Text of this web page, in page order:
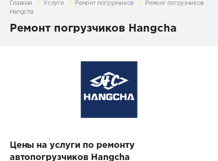
Главная Услуги Ремонт погрузчиков
Ремонт погрузчиков
Hangcha
Ремонт погрузчиков Hangcha
Цены на услуги по ремонту
автопогрузчиков Hangcha